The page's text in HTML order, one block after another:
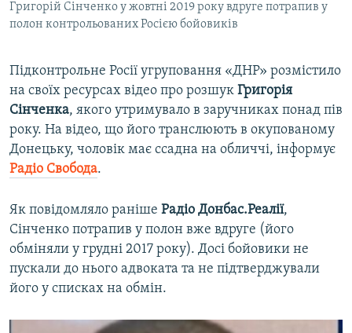
ІНФОГРАФІКА
ДОЛУЧАЙСЯ!
Усі сайти RFE/RL
Григорій Сінченко у жовтні 2019 року вдруге потрапив у
полон контрольованих Росією бойовиків
Підконтрольне Росії угруповання «ДНР» розмістило
на своїх ресурсах відео про розшук Григорія
Сінченка, якого утримувало в заручниках понад пів
року. На відео, що його транслюють в окупованому
Донецьку, чоловік має ссадна на обличчі, інформує
Радіо Свобода.
Як повідомляло раніше Радіо Донбас.Реалії,
Сінченко потрапив у полон вже вдруге (його
обміняли у грудні 2017 року). Досі бойовики не
пускали до нього адвоката та не підтверджували
його у списках на обмін.